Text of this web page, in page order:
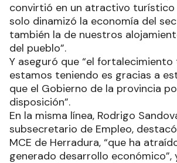
convirtió en un atractivo turístico
solo dinamizó la economía del
también la de nuestros
del pueblo”.
Y aseguró que “el
estamos teniendo es gracias a
que el Gobierno de la provincia
disposición”.
En la misma línea, Rodrigo
subsecretario de Empleo,
MCE de Herradura, “que ha
generado desarrollo